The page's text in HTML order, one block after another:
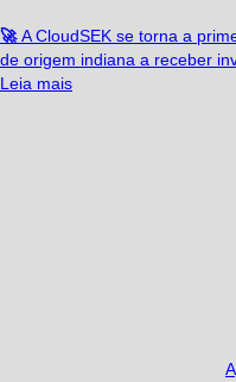
🚀A CloudSEK se torna a
de origem indiana a receber
Leia mais